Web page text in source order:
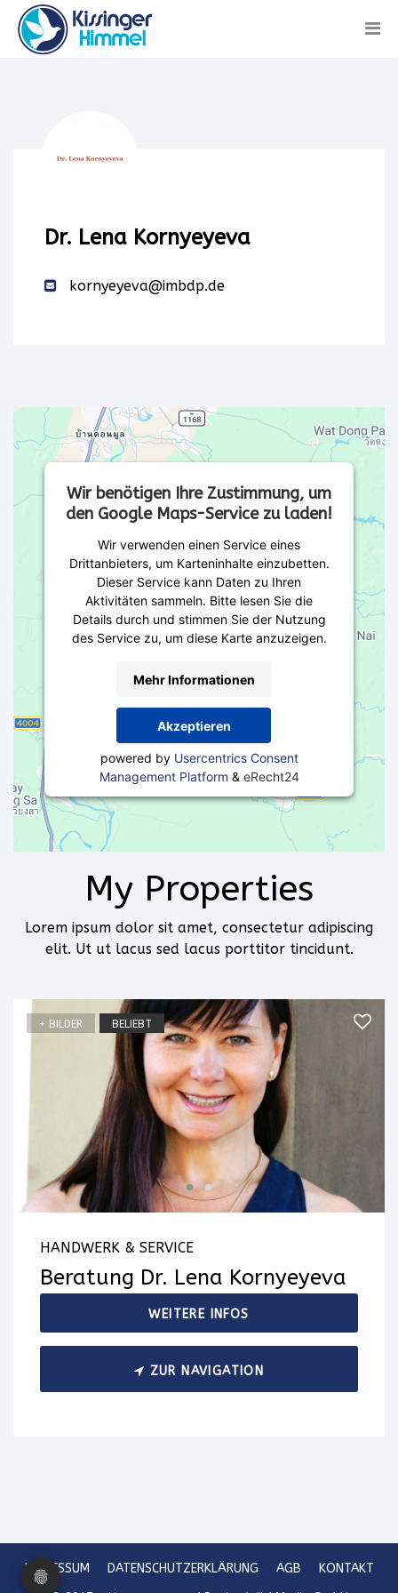
Dr. Lena Kornyeyeva
kornyeyeva@imbdp.de
Wir benötigen Ihre Zustimmung, um
den Google Maps-Service zu laden!
Wir verwenden einen Service eines
Drittanbieters, um Karteninhalte einzubetten.
Dieser Service kann Daten zu Ihren
Aktivitäten sammeln. Bitte lesen Sie die
Details durch und stimmen Sie der Nutzung
des Service zu, um diese Karte anzuzeigen.
Mehr Informationen
Akzeptieren
powered by Usercentrics Consent
Management Platform & eRecht24
My Properties
Lorem ipsum dolor sit amet, consectetur adipiscing
elit. Ut ut lacus sed lacus porttitor tincidunt.
+ BILDER BELIEBT
HANDWERK & SERVICE
Beratung Dr. Lena Kornyeyeva
WEITERE INFOS
ZUR NAVIGATION
IMPRESSUM DATENSCHUTZERKLÄRUNG AGB
KONTAKT